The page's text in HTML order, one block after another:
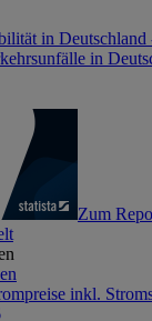
in Deutschland
in
Zum
inkl.